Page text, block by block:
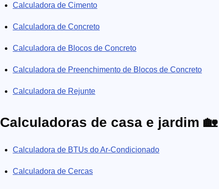
Calculadora de Cimento
Calculadora de Concreto
Calculadora de Blocos de Concreto
Calculadora de Preenchimento de Blocos de Concreto
Calculadora de Rejunte
Calculadoras de casa e jardim 🏡
Calculadora de BTUs do Ar-Condicionado
Calculadora de Cercas